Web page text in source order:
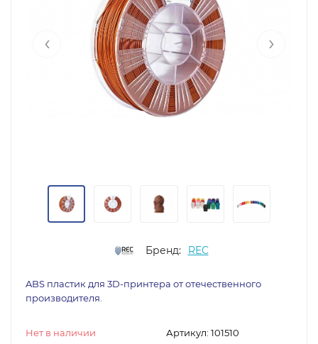
‹ ›
Бренд: REC
ABS пластик для 3D-принтера от отечественного
производителя.
Артикул: 101510
Нет в наличии